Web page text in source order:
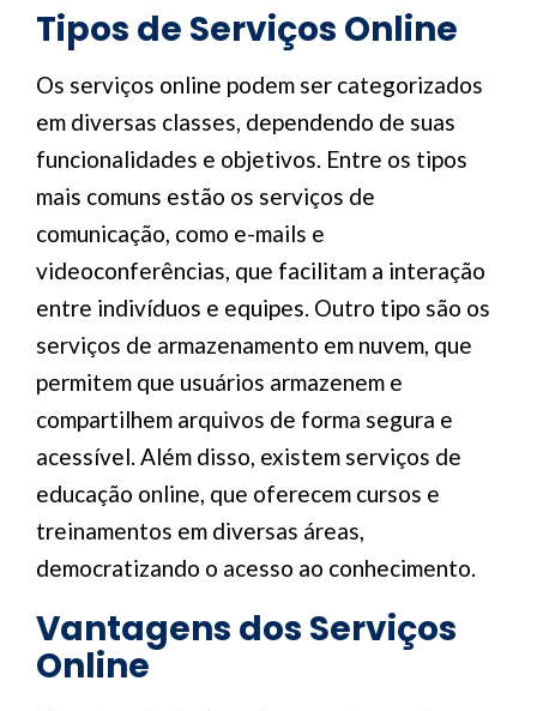
Tipos de Serviços Online
Os serviços online podem ser categorizados
em diversas classes, dependendo de suas
funcionalidades e objetivos. Entre os tipos
mais comuns estão os serviços de
comunicação, como e-mails e
videoconferências, que facilitam a interação
entre indivíduos e equipes. Outro tipo são os
serviços de armazenamento em nuvem, que
permitem que usuários armazenem e
compartilhem arquivos de forma segura e
acessível. Além disso, existem serviços de
educação online, que oferecem cursos e
treinamentos em diversas áreas,
democratizando o acesso ao conhecimento.
Vantagens dos Serviços
Online